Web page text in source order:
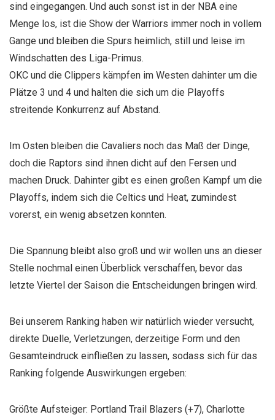
sind eingegangen. Und auch sonst ist in der NBA eine
Menge los, ist die Show der Warriors immer noch in vollem
Gange und bleiben die Spurs heimlich, still und leise im
Windschatten des Liga-Primus.
OKC und die Clippers kämpfen im Westen dahinter um die
Plätze 3 und 4 und halten die sich um die Playoffs
streitende Konkurrenz auf Abstand.
Im Osten bleiben die Cavaliers noch das Maß der Dinge,
doch die Raptors sind ihnen dicht auf den Fersen und
machen Druck. Dahinter gibt es einen großen Kampf um die
Playoffs, indem sich die Celtics und Heat, zumindest
vorerst, ein wenig absetzen konnten.
Die Spannung bleibt also groß und wir wollen uns an dieser
Stelle nochmal einen Überblick verschaffen, bevor das
letzte Viertel der Saison die Entscheidungen bringen wird.
Bei unserem Ranking haben wir natürlich wieder versucht,
direkte Duelle, Verletzungen, derzeitige Form und den
Gesamteindruck einfließen zu lassen, sodass sich für das
Ranking folgende Auswirkungen ergeben:
Größte Aufsteiger: Portland Trail Blazers (+7), Charlotte